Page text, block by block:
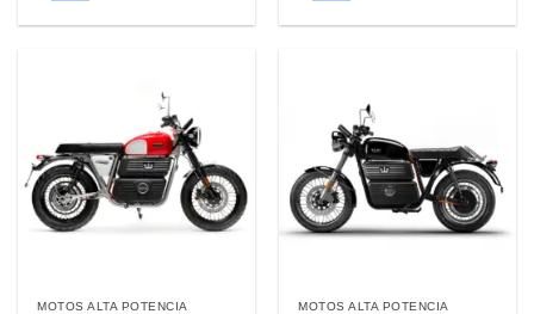
MOTOS ALTA POTENCIA MOTOS ALTA POTENCIA